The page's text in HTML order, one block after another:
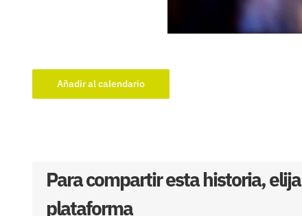
Añadir al calendario
Para compartir esta historia,
plataforma